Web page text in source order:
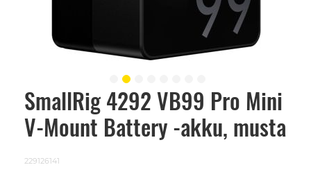
SmallRig 4292 VB99 Pro Mini
V-Mount Battery -akku, musta
229126141
Skip
beginning
images